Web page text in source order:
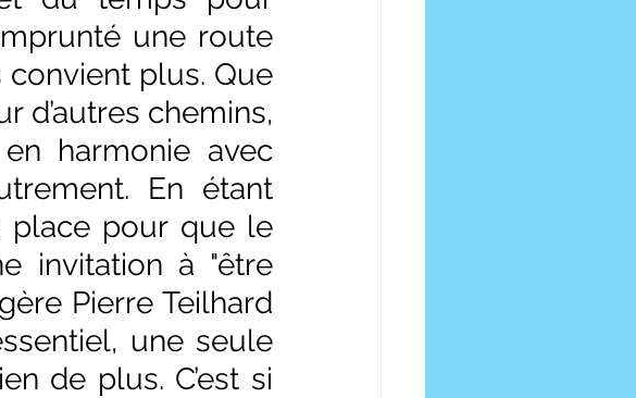
une route
plus. Que
d’autres chemins,
harmonie avec
En étant
place pour que le
invitation à "être
Pierre Teilhard
une seule
de plus. C’est si